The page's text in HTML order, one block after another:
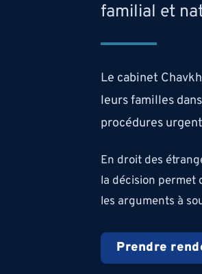
familial et
Le cabinet
leurs familles
procédures
En droit des
la décision permet
les arguments à
Prendre